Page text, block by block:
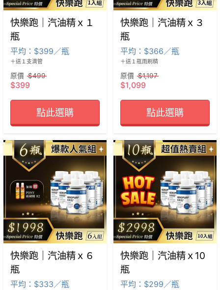
快樂跑｜汽油精ｘ１
瓶
平均：$399／瓶
＋送１支滴管
原價 $499
$399
點此選購
快樂跑｜汽油精ｘ３
瓶
平均：$366／瓶
＋送１瓶雨刷精
原價 $1,197
$1,099
點此選購
快樂跑｜汽油精ｘ６
瓶
平均：$333／瓶
快樂跑｜汽油精ｘ10
瓶
平均：$299／瓶